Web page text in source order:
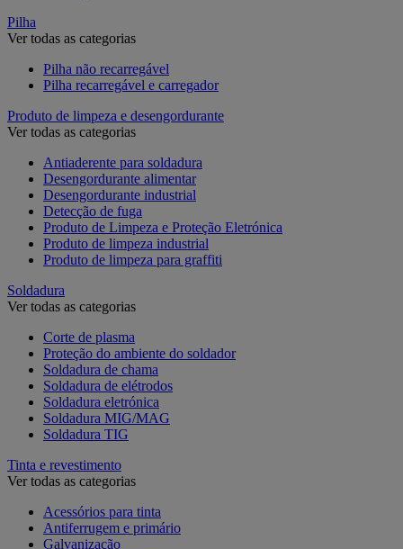
Pilha
Ver todas as categorias
Pilha não recarregável
Pilha recarregável e carregador
Produto de limpeza e desengordurante
Ver todas as categorias
Antiaderente para soldadura
Desengordurante alimentar
Desengordurante industrial
Detecção de fuga
Produto de Limpeza e Proteção Eletrónica
Produto de limpeza industrial
Produto de limpeza para graffiti
Soldadura
Ver todas as categorias
Corte de plasma
Proteção do ambiente do soldador
Soldadura de chama
Soldadura de elétrodos
Soldadura eletrónica
Soldadura MIG/MAG
Soldadura TIG
Tinta e revestimento
Ver todas as categorias
Acessórios para tinta
Antiferrugem e primário
Galvanização